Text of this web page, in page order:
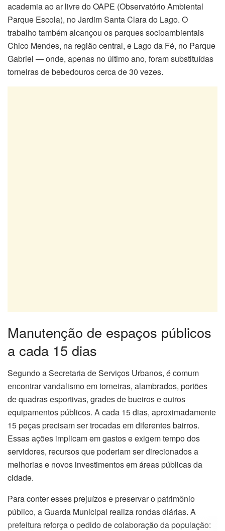
academia ao ar livre do OAPE (Observatório Ambiental
Parque Escola), no Jardim Santa Clara do Lago. O
trabalho também alcançou os parques socioambientais
Chico Mendes, na região central, e Lago da Fé, no Parque
Gabriel — onde, apenas no último ano, foram substituídas
torneiras de bebedouros cerca de 30 vezes.
Manutenção de espaços públicos
a cada 15 dias
Segundo a Secretaria de Serviços Urbanos, é comum
encontrar vandalismo em torneiras, alambrados, portões
de quadras esportivas, grades de bueiros e outros
equipamentos públicos. A cada 15 dias, aproximadamente
15 peças precisam ser trocadas em diferentes bairros.
Essas ações implicam em gastos e exigem tempo dos
servidores, recursos que poderiam ser direcionados a
melhorias e novos investimentos em áreas públicas da
cidade.
Para conter esses prejuízos e preservar o patrimônio
público, a Guarda Municipal realiza rondas diárias. A
prefeitura reforça o pedido de colaboração da população: